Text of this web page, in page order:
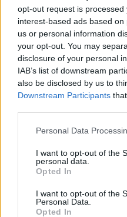
opt-out request is
interest-based ads based
us or personal information
your opt-out. You may
disclosure of your personal
IAB’s list of downstream
also be disclosed by us to
Downstream Participants
Personal Data
I want to opt-out of the
personal data.
Opted In
I want to opt-out of the
Personal Data.
Opted In
Visualizza